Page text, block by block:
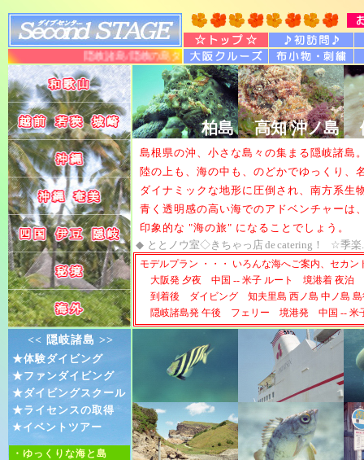
隠岐諸島/隠岐の島ダイビングツアー 大阪発のダイビン
柏島 高知 沖ノ島
島根県の沖、小さな島々の集まる隠岐諸島
陸の上も、海の中も、のどかでゆっくり、
ダイナミックな地形に圧倒され、南方系生
青く透明感の高い海でのアドベンチャーは
印象的な "海の旅" になることでしょう。
◆ ととノウ室◇きちゃっ店de catering！ ☆季楽
モデルプラン ・・・ いろんな海へご案内、セカ
大阪発 夕夜 中国 -- 米子 ルート 境港着 夜泊
到着後 ダイビング 知夫里島 西ノ島 中ノ島
隠岐諸島発 午後 フェリー 境港発 中国 -- 米
<< 隠岐諸島 >>
★体験ダイビング
★ファンダイビング
★ダイビングスクール
★ライセンスの取得
★イベントツアー
・ゆっくりな海と島